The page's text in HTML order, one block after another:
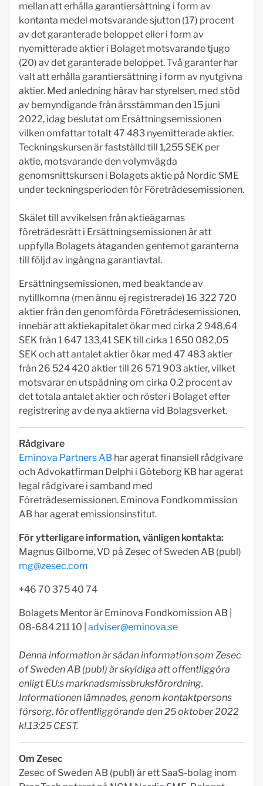
mellan att erhålla garantiersättning i form av
kontanta medel motsvarande sjutton (17) procent
av det garanterade beloppet eller i form av
nyemitterade aktier i Bolaget motsvarande tjugo
(20) av det garanterade beloppet. Två garanter har
valt att erhålla garantiersättning i form av nyutgivna
aktier. Med anledning härav har styrelsen, med stöd
av bemyndigande från årsstämman den 15 juni
2022, idag beslutat om Ersättningsemissionen
vilken omfattar totalt 47 483 nyemitterade aktier.
Teckningskursen är fastställd till 1,255 SEK per
aktie, motsvarande den volymvägda
genomsnittskursen i Bolagets aktie på Nordic SME
under teckningsperioden för Företrädesemissionen.
Skälet till avvikelsen från aktieägarnas
företrädesrätt i Ersättningsemissionen är att
uppfylla Bolagets åtaganden gentemot garanterna
till följd av ingångna garantiavtal.
Ersättningsemissionen, med beaktande av
nytillkomna (men ännu ej registrerade) 16 322 720
aktier från den genomförda Företrädesemissionen,
innebär att aktiekapitalet ökar med cirka 2 948,64
SEK från 1 647 133,41 SEK till cirka 1 650 082,05
SEK och att antalet aktier ökar med 47 483 aktier
från 26 524 420 aktier till 26 571 903 aktier, vilket
motsvarar en utspädning om cirka 0,2 procent av
det totala antalet aktier och röster i Bolaget efter
registrering av de nya aktierna vid Bolagsverket.
Rådgivare
Eminova Partners AB har agerat finansiell rådgivare
och Advokatfirman Delphi i Göteborg KB har agerat
legal rådgivare i samband med
Företrädesemissionen. Eminova Fondkommission
AB har agerat emissionsinstitut.
För ytterligare information, vänligen kontakta:
Magnus Gilborne, VD på Zesec of Sweden AB (publ)
mg@zesec.com
+46 70 375 40 74
Bolagets Mentor är Eminova Fondkomission AB |
08-684 211 10 | adviser@eminova.se
Denna information är sådan information som Zesec
of Sweden AB (publ) är skyldiga att offentliggöra
enligt EU:s marknadsmissbruksförordning.
Informationen lämnades, genom kontaktpersons
försorg, för offentliggörande den 25 oktober 2022
kl.13:25 CEST.
Om Zesec
Zesec of Sweden AB (publ) är ett SaaS-bolag inom